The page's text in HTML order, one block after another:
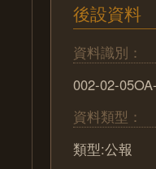
後設資料
資料識別：
002-02-
資料類型：
類型:公報